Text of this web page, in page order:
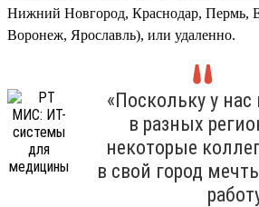
Нижний Новгород, Краснодар, Пермь,
Воронеж, Ярославль), или удаленно.
«Поскольку у
в разных
некоторые
в свой город